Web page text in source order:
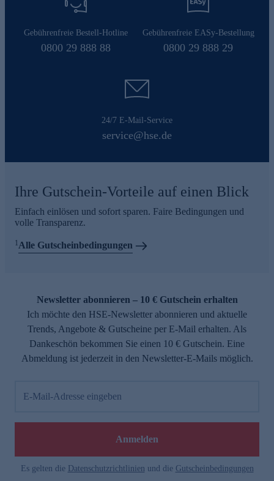
Gebührenfreie Bestell-Hotline
0800 29 888 88
Gebührenfreie EASy-Bestellung
0800 29 888 29
24/7 E-Mail-Service
service@hse.de
Ihre Gutschein-Vorteile auf einen Blick
Einfach einlösen und sofort sparen. Faire Bedingungen und
volle Transparenz.
1Alle Gutscheinbedingungen
Newsletter abonnieren – 10 € Gutschein erhalten
Ich möchte den HSE-Newsletter abonnieren und aktuelle
Trends, Angebote & Gutscheine per E-Mail erhalten. Als
Dankeschön bekommen Sie einen 10 € Gutschein. Eine
Abmeldung ist jederzeit in den Newsletter-E-Mails möglich.
E-Mail-Adresse eingeben
Anmelden
Es gelten die Datenschutzrichtlinien und die Gutscheinbedingungen